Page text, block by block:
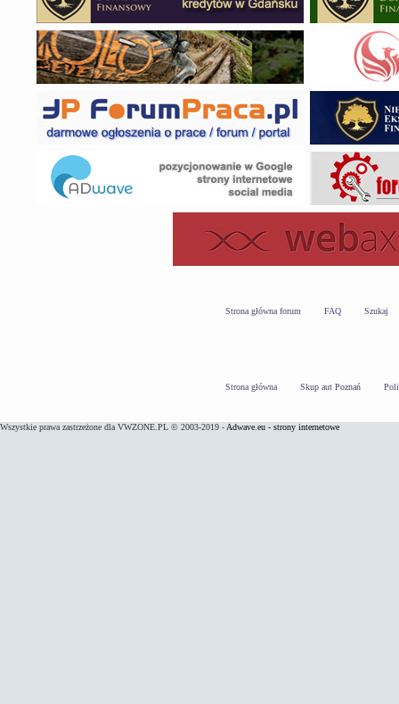
Strona główna forum FAQ Szukaj
Strona główna Skup aut Poznań
Wszystkie prawa zastrzeżone dla VWZONE.PL © 2003-2019 - Adwave.eu - strony internetowe